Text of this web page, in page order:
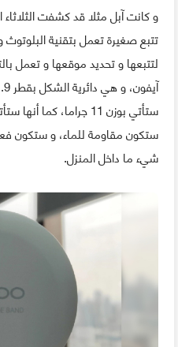
لتتبعها و تحديد موقعها و تعمل
ستكون مقاومة للماء، و ستكون
شيء ما داخل المنزل.